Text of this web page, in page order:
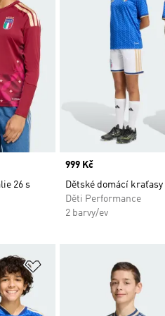
26 s
Price
999 Kč
Dětské domácí kraťasy
Děti Performance
2 barvy/ev
Přidat do seznamu přání